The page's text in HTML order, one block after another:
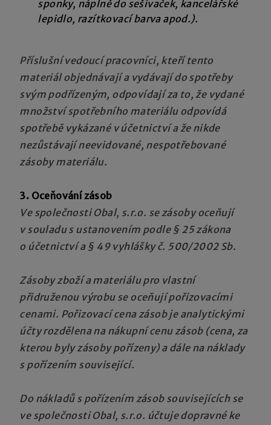
sponky, náplně do sešívaček, kancelářské
lepidlo, razítkovací barva apod.).
Příslušní vedoucí pracovníci, kteří tento
materiál objednávají a vydávají do spotřeby
svým podřízeným, odpovídají za to, že vydané
množství spotřebního materiálu odpovídá
spotřebě vykázané v účetnictví a že nikde
nezůstávají neevidované, nespotřebované
zásoby materiálu.
3. Oceňování zásob
Ve společnosti Obal, s.r.o. se zásoby oceňují
v souladu s ustanovením podle § 25 zákona
o účetnictví a § 49 vyhlášky č. 500/2002 Sb.
Zásoby zboží a materiálu pro vlastní
přidruženou výrobu se oceňujípořizovacími
cenami. Pořizovací cena zásob je analytickými
účty rozdělena na nákupní cenu zásob (cena, za
kterou byly zásoby pořízeny) a dále na náklady
s pořízením související.
Do nákladů s pořízením zásob souvisejících se
ve společnosti Obal, s.r.o. účtuje dopravné ke